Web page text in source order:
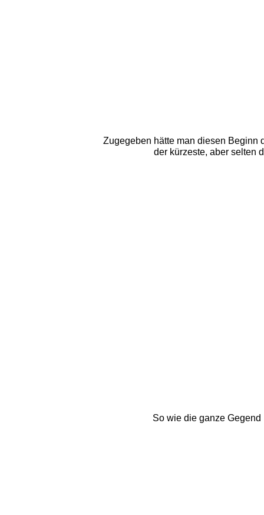
Zugegeben hätte man diesen Beginn
der kürzeste, aber selten
So wie die ganze